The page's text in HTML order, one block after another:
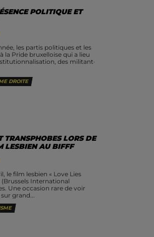
POLITIQUE ET
les partis politiques et les
la Pride bruxelloise qui a lieu
des militant·​​​​​​​
DROITE
TRANSPHOBES LORS DE
LESBIEN AU BIFFF
le film lesbien « Love Lies
International
Une occasion rare de voir
grand...